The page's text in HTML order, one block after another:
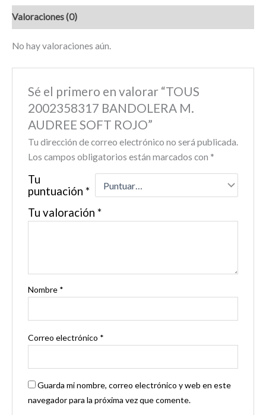
Valoraciones (0)
No hay valoraciones aún.
Sé el primero en valorar “TOUS
2002358317 BANDOLERA M.
AUDREE SOFT ROJO”
Tu dirección de correo electrónico no será publicada.
Los campos obligatorios están marcados con *
Tu
puntuación *
Tu valoración *
Nombre *
Correo electrónico *
Guarda mi nombre, correo electrónico y web en este
navegador para la próxima vez que comente.